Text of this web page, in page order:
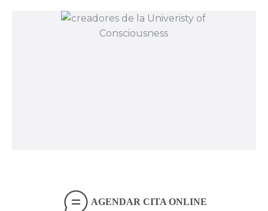
AGENDAR CITA ONLINE